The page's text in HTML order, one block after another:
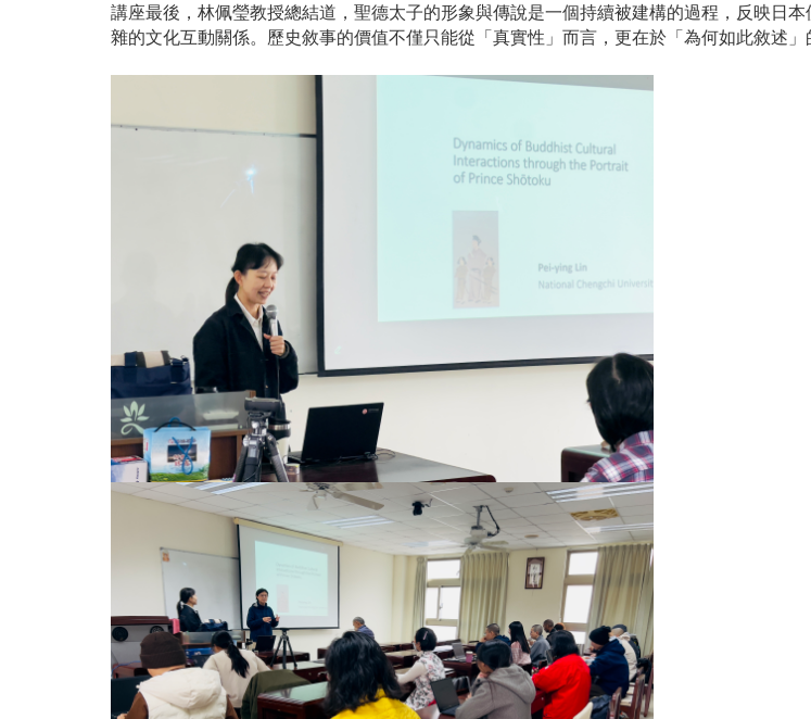
講座最後，林佩瑩教授總結道， 聖德太子的形象與傳說是一個持續被建構的過程，反映日
雜的文化互動關係。歷史敘事的價值不僅只能從「真實性」而言，更在於「為何如此敘述」